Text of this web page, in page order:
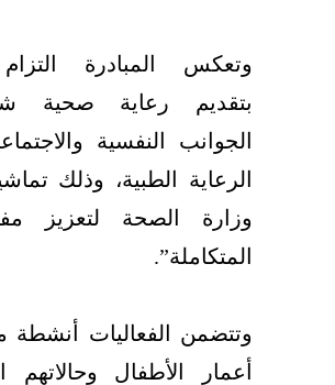
وتعكس المبادرة
بتقديم رعاية صحية
الجوانب النفسية
الرعاية الطبية، وذلك
وزارة الصحة لتعزيز
المتكاملة”.
وتتضمن الفعاليات أنشطة
أعمار الأطفال وحالاتهم